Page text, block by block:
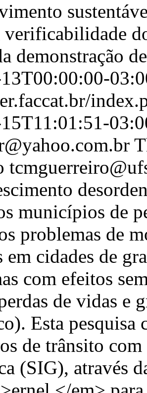
verificabilidade
demonstração
municípios de
problemas de
em cidades de
com efeitos
de vidas e
Esta pesquisa
de trânsito
(SIG), através